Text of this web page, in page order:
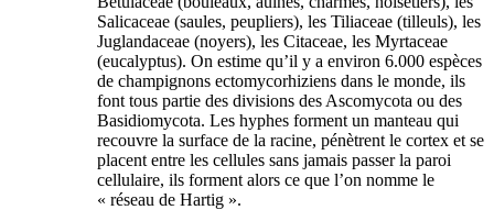
Salicaceae (saules, peupliers), les Tiliaceae (tilleuls), les
Juglandaceae (noyers), les Citaceae, les Myrtaceae
(eucalyptus). On estime qu’il y a environ 6.000 espèces
de champignons ectomycorhiziens dans le monde, ils
font tous partie des divisions des Ascomycota ou des
Basidiomycota. Les hyphes forment un manteau qui
recouvre la surface de la racine, pénètrent le cortex et se
placent entre les cellules sans jamais passer la paroi
cellulaire, ils forment alors ce que l’on nomme le
« réseau de Hartig ».